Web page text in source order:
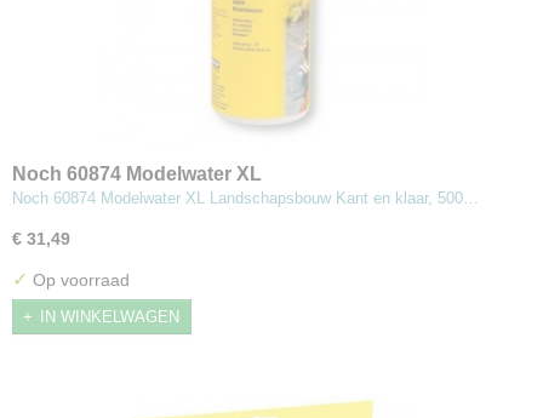
Noch 60874 Modelwater XL
Noch 60874 Modelwater XL Landschapsbouw Kant en klaar, 500…
€ 31,49
✓ Op voorraad
IN WINKELWAGEN